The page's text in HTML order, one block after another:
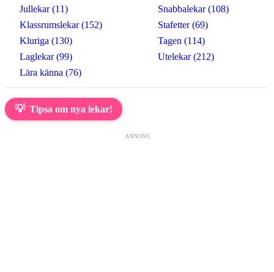
Jullekar (11)
Klassrumslekar (152)
Kluriga (130)
Laglekar (99)
Lära känna (76)
Snabbalekar (108)
Stafetter (69)
Tagen (114)
Utelekar (212)
💡 Tipsa om nya lekar!
ANNONS